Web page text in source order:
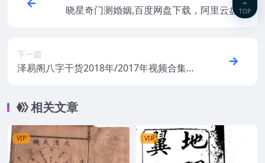
晓星奇门测婚姻,百度网盘下载，阿里云盘下
下一篇
泽易阁八字干货2018年/2017年视频合集视
相关文章
VIP VIP
TOP